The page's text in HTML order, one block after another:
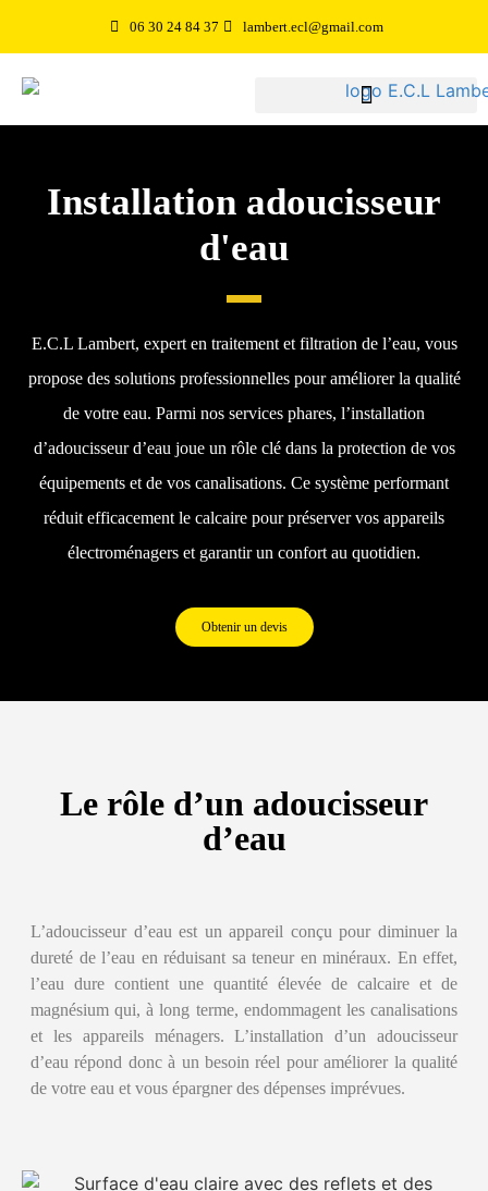
06 30 24 84 37 lambert.ecl@gmail.com
Installation adoucisseur
d'eau
E.C.L Lambert, expert en traitement et filtration de l’eau, vous
propose des solutions professionnelles pour améliorer la qualité
de votre eau. Parmi nos services phares, l’installation
d’adoucisseur d’eau joue un rôle clé dans la protection de vos
équipements et de vos canalisations. Ce système performant
réduit efficacement le calcaire pour préserver vos appareils
électroménagers et garantir un confort au quotidien.
Obtenir un devis
Le rôle d’un adoucisseur
d’eau
L’adoucisseur d’eau est un appareil conçu pour diminuer la
dureté de l’eau en réduisant sa teneur en minéraux. En effet,
l’eau dure contient une quantité élevée de calcaire et de
magnésium qui, à long terme, endommagent les canalisations
et les appareils ménagers. L’installation d’un adoucisseur
d’eau répond donc à un besoin réel pour améliorer la qualité
de votre eau et vous épargner des dépenses imprévues.